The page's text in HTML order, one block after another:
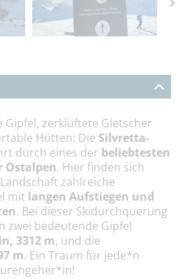
Gipfel, zerklüftete Gletscher
Hütten: Die Silvretta-
durch eines der beliebtesten
Ostalpen. Hier finden sich
zahlreiche
mit langen Aufstiegen und
. Bei dieser Skidurchquerung
zwei bedeutende Gipfel
3312 m, und die
m. Ein Traum für jede*n